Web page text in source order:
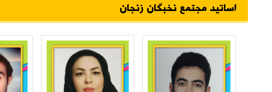
اساتید مجتمع نخبگان زنجان